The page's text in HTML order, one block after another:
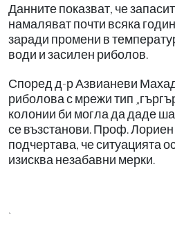
Данните показват, че
намаляват почти всяка
заради промени в
води и засилен риболов.
Според д-р Азвианеви
риболова с мрежи тип
колонии би могла да даде
се възстанови. Проф.
подчертава, че ситуацията
изисква незабавни мерки.
`